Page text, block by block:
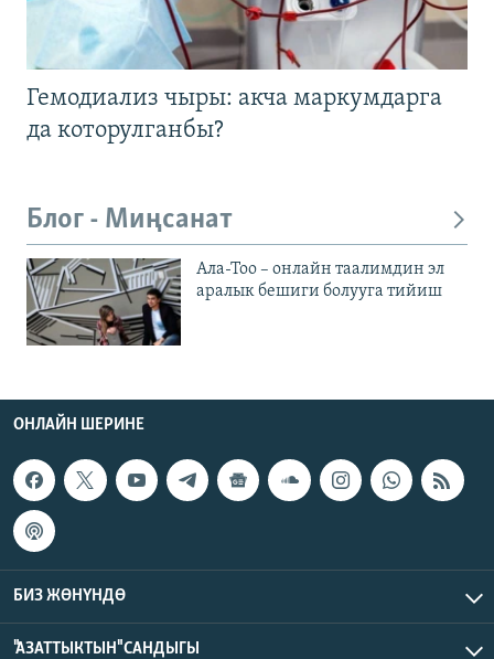
Гемодиализ чыры: акча маркумдарга
да которулганбы?
Блог - Миңсанат
Ала-Тоо – онлайн таалимдин эл
аралык бешиги болууга тийиш
ОНЛАЙН ШЕРИНЕ
БИЗ ЖӨНҮНДӨ
"АЗАТТЫКТЫН" САНДЫГЫ